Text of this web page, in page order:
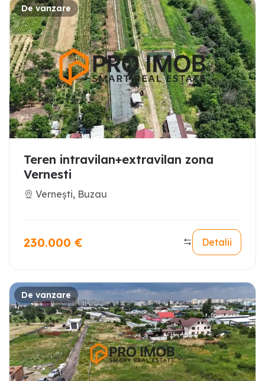
De vanzare
Teren intravilan+extravilan zona
Vernesti
Vernești, Buzau
230.000 € Detalii
De vanzare